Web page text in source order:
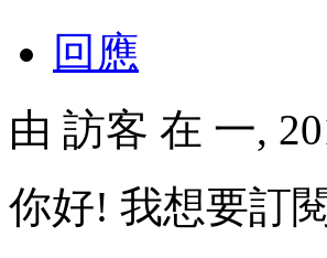
回應
由 訪客 在 一,
你好! 我想要訂